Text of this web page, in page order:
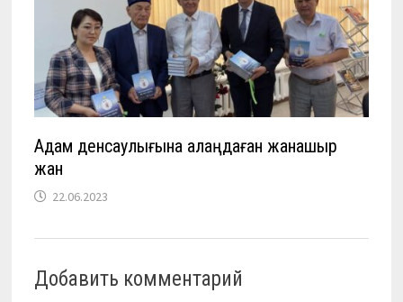
Адам денсаулығына алаңдаған жанашыр
жан
22.06.2023
Добавить комментарий